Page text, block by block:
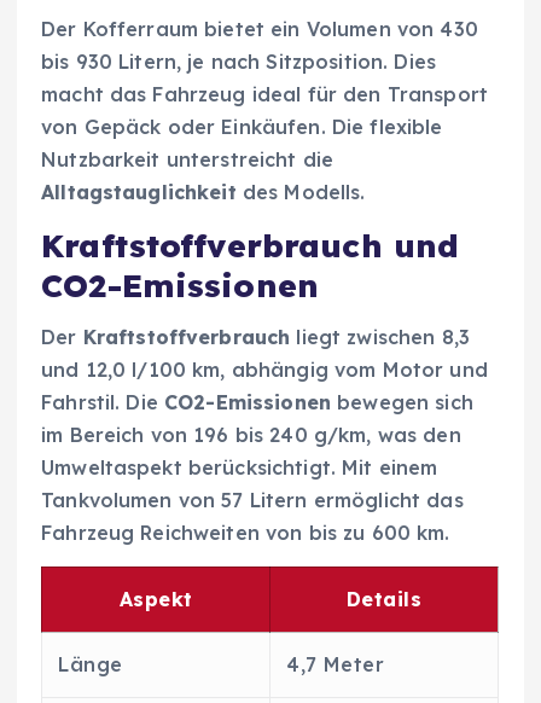
Der Kofferraum bietet ein Volumen von 430
bis 930 Litern, je nach Sitzposition. Dies
macht das Fahrzeug ideal für den Transport
von Gepäck oder Einkäufen. Die flexible
Nutzbarkeit unterstreicht die
Alltagstauglichkeit des Modells.
Kraftstoffverbrauch und
CO2-Emissionen
Der Kraftstoffverbrauch liegt zwischen 8,3
und 12,0 l/100 km, abhängig vom Motor und
Fahrstil. Die CO2-Emissionen bewegen sich
im Bereich von 196 bis 240 g/km, was den
Umweltaspekt berücksichtigt. Mit einem
Tankvolumen von 57 Litern ermöglicht das
Fahrzeug Reichweiten von bis zu 600 km.
Aspekt Details
Länge 4,7 Meter